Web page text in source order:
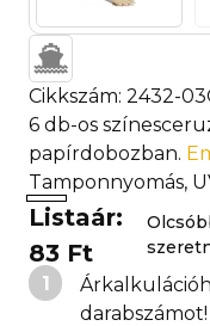
Cikkszám: 2432-
6 db-os
papírdobozban.
Tamponnyomás,
Listaár:
83 Ft
1
darabszámot!